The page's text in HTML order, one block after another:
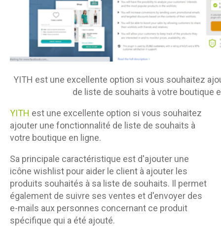
YITH est une excellente option si vous souhaitez
de liste de souhaits à votre boutique
YITH est une excellente option si vous souhaitez
ajouter une fonctionnalité de liste de souhaits à
votre boutique en ligne.
Sa principale caractéristique est d'ajouter une
icône wishlist pour aider le client à ajouter les
produits souhaités à sa liste de souhaits. Il permet
également de suivre ses ventes et d'envoyer des
e-mails aux personnes concernant ce produit
spécifique qui a été ajouté.